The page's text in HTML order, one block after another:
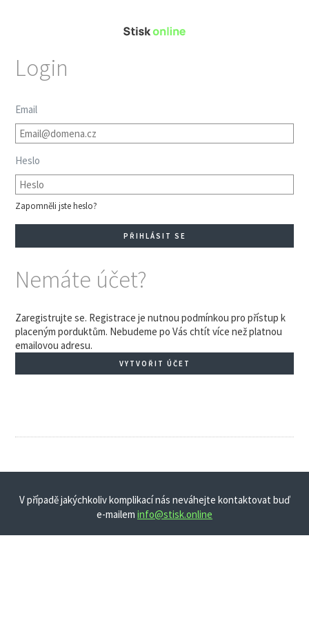
Login
Email
Heslo
Zapomněli jste heslo?
Nemáte účet?
Zaregistrujte se. Registrace je nutnou podmínkou pro přístup k
placeným porduktům. Nebudeme po Vás chtít více než platnou
emailovou adresu.
VYTVOŘIT ÚČET
V případě jakýchkoliv komplikací nás neváhejte kontaktovat buď
e-mailem info@stisk.online